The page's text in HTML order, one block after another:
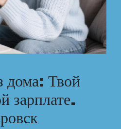
дома: Твой
зарплате.